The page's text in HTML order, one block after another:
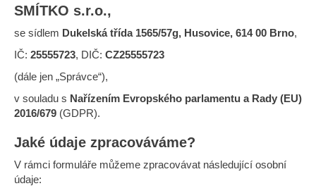
SMÍTKO s.r.o.,
se sídlem Dukelská třída 1565/57g, Husovice, 614 00 Brno,
IČ: 25555723, DIČ: CZ25555723
(dále jen „Správce“),
v souladu s Nařízením Evropského parlamentu a Rady (EU)
2016/679 (GDPR).
Jaké údaje zpracováváme?
V rámci formuláře můžeme zpracovávat následující osobní
údaje: